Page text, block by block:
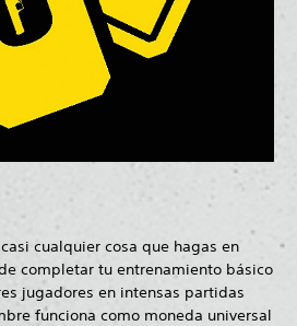
cualquier cosa que hagas en
completar tu entrenamiento básico
jugadores en intensas partidas
funciona como moneda universal